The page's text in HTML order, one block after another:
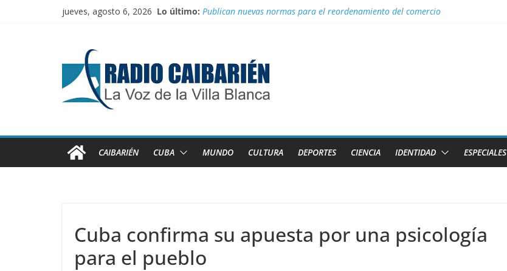
jueves, agosto 6, 2026 Lo último: Publican nuevas normas para el reordenamiento del comercio
Entrega Movimiento Sin Tierra donativo de medicamentos
CAIBARIÉN CUBA MUNDO CULTURA DEPORTES CIENCIA IDENTIDAD ESPECIALES
Cuba confirma su apuesta por una psicología
para el pueblo